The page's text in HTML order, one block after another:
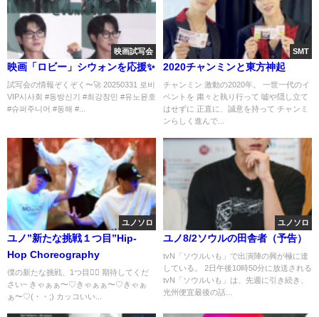
映画試写会
映画「ロビー」シウォンを応援✨️
試写会の情報ぞくぞく〜🚀 20250331 로비
VIP시사회 #동방신기 #최강창민 #유노윤호
#슈퍼주니어 #동해 #...
SMT
2020チャンミンと東方神起
チャンミン 激動の2020年。 一世一代のイ
ベントを 粛々と執り行って 嘘や隠し立て
はせずに 正直に、誠意を持って チャンミ
ンらしく進んで...
ユノソロ
ユノ”新たな挑戦１つ目”Hip-
Hop Choreography
僕の新たな挑戦、1つ目👍🏻 期待してくだ
さい~ きゃぁぁ〜♡きゃぁぁ〜♡きゃぁ
ぁ〜♡(・・;) カッコいい...
ユノソロ
ユノ8/2ソウルの田舎者（予告）
tvN「ソウルいも」で出演陣の興が極に達
している。 2日午後10時50分に放送される
tvN「ソウルいも」は、先週に引き続き、
光州便宜最後の話...